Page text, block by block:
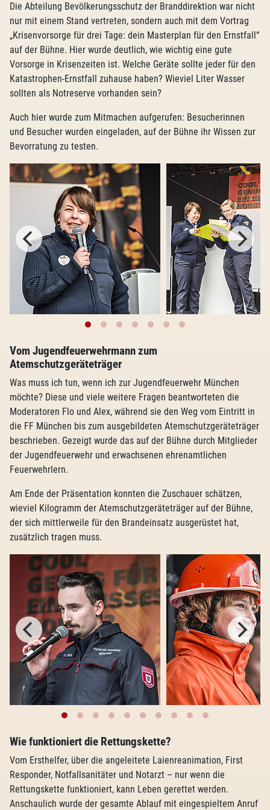
Die Abteilung Bevölkerungsschutz der Branddirektion war nicht
nur mit einem Stand vertreten, sondern auch mit dem Vortrag
„Krisenvorsorge für drei Tage: dein Masterplan für den Ernstfall“
auf der Bühne. Hier wurde deutlich, wie wichtig eine gute
Vorsorge in Krisenzeiten ist. Welche Geräte sollte jeder für den
Katastrophen-Ernstfall zuhause haben? Wieviel Liter Wasser
sollten als Notreserve vorhanden sein?
Auch hier wurde zum Mitmachen aufgerufen: Besucherinnen
und Besucher wurden eingeladen, auf der Bühne ihr Wissen zur
Bevorratung zu testen.
Vom Jugendfeuerwehrmann zum
Atemschutzgeräteträger
Was muss ich tun, wenn ich zur Jugendfeuerwehr München
möchte? Diese und viele weitere Fragen beantworteten die
Moderatoren Flo und Alex, während sie den Weg vom Eintritt in
die FF München bis zum ausgebildeten Atemschutzgeräteträger
beschrieben. Gezeigt wurde das auf der Bühne durch Mitglieder
der Jugendfeuerwehr und erwachsenen ehrenamtlichen
Feuerwehrlern.
Am Ende der Präsentation konnten die Zuschauer schätzen,
wieviel Kilogramm der Atemschutzgeräteträger auf der Bühne,
der sich mittlerweile für den Brandeinsatz ausgerüstet hat,
zusätzlich tragen muss.
Wie funktioniert die Rettungskette?
Vom Ersthelfer, über die angeleitete Laienreanimation, First
Responder, Notfallsanitäter und Notarzt – nur wenn die
Rettungskette funktioniert, kann Leben gerettet werden.
Anschaulich wurde der gesamte Ablauf mit eingespieltem Anruf